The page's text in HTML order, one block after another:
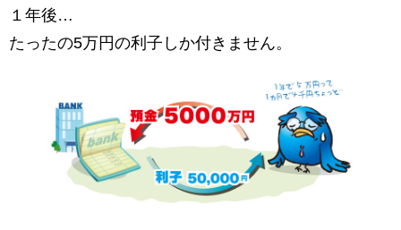
１年後…
たったの5万円の利子しか付きません。